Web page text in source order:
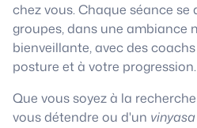
chez vous. Chaque séance se
groupes, dans une ambiance
bienveillante, avec des
posture et à votre progression.
Que vous soyez à la
vous détendre ou d'un